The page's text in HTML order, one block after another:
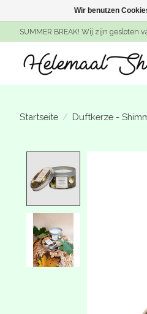
SUMMER BREAK! Wij zijn
Startseite / Duftkerze -
Wir benutzen